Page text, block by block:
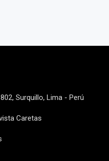
Surquillo, Lima - Perú
Caretas